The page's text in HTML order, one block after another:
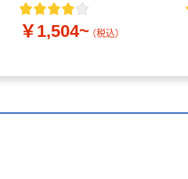
￥1,504~ （税込）